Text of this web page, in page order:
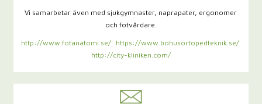
Vi samarbetar även med sjukgymnaster, naprapater, ergonomer
och fotvårdare.
http://www.fotanatomi.se/
https://www.bohusortopedteknik.se/
http://city-kliniken.com/